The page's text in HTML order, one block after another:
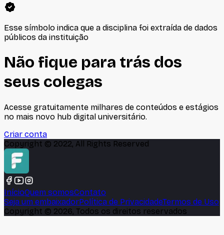
Esse símbolo indica que a disciplina foi extraída de dados
públicos da instituição
Não fique para trás dos
seus colegas
Acesse gratuitamente milhares de conteúdos e estágios
no mais novo hub digital universitário.
Criar conta
Copyright © 2022, All Rights Reserved
InícioQuem somosContato
Seja um embaixadorPolítica de PrivacidadeTermos de Uso
Copyright © 2026, Todos os direitos reservados